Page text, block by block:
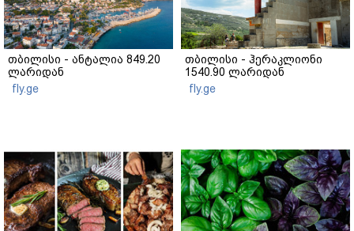
თბილისი - ანტალია 849.20
ლარიდან
fly.ge
თბილისი - ჰერაკლიონი
1540.90 ლარიდან
fly.ge